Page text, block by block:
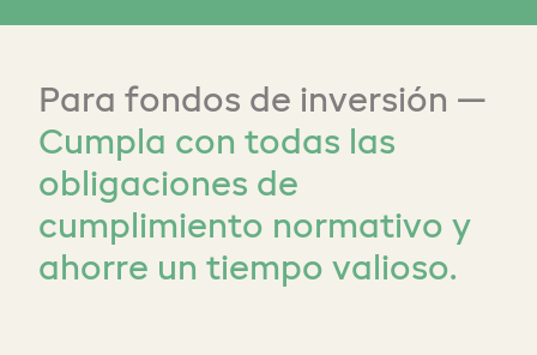
Para fondos de inversión —
Cumpla con todas las
obligaciones de
cumplimiento normativo y
ahorre un tiempo valioso.